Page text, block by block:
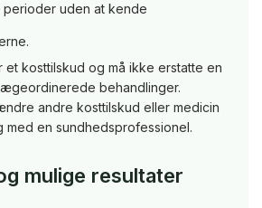
perioder uden at kende
et kosttilskud og må ikke erstatte en
behandlinger.
andre kosttilskud eller medicin
med en sundhedsprofessionel.
mulige resultater